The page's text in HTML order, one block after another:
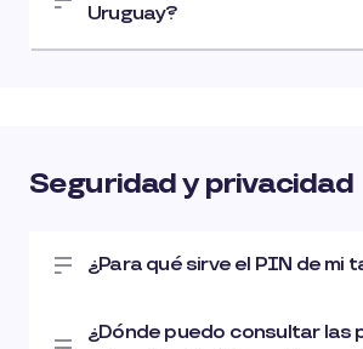
Uruguay?
Seguridad y privacidad
¿Para qué sirve el PIN de mi
¿Dónde puedo consultar las